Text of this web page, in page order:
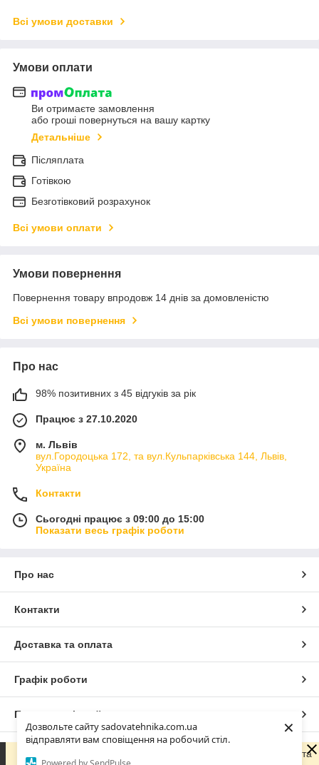
Дозвольте сайту sadovatehnika.com.ua
відправляти вам сповіщення на робочий стіл.
×
Всі умови доставки
Умови оплати
Ви отримаєте замовлення
або гроші повернуться на вашу картку
Детальніше
Післяплата
Готівкою
Безготівковий розрахунок
Всі умови оплати
Умови повернення
Повернення товару впродовж 14 днів за домовленістю
Всі умови повернення
Про нас
98% позитивних з 45 відгуків за рік
Працює з 27.10.2020
м. Львів
вул.Городоцька 172, та вул.Кульпарківська 144, Львів,
Україна
Контакти
Сьогодні працює з 09:00 до 15:00
Показати весь графік роботи
Про нас
Контакти
Доставка та оплата
Графік роботи
Повна версія сайту
Зараз компанія не може швидко обробляти замовлення та